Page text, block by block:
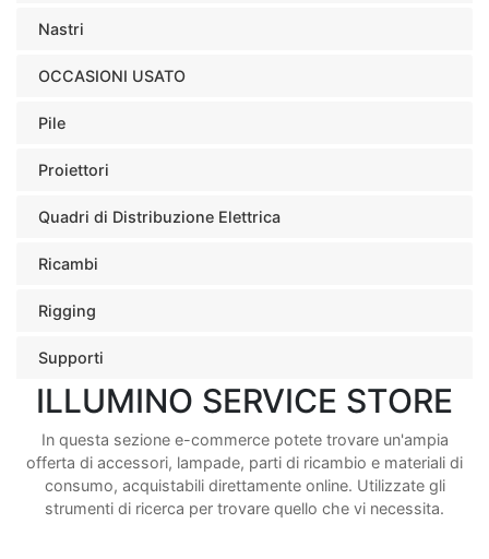
Nastri
OCCASIONI USATO
Pile
Proiettori
Quadri di Distribuzione Elettrica
Ricambi
Rigging
Supporti
ILLUMINO SERVICE STORE
In questa sezione e-commerce potete trovare un'ampia
offerta di accessori, lampade, parti di ricambio e materiali di
consumo, acquistabili direttamente online. Utilizzate gli
strumenti di ricerca per trovare quello che vi necessita.